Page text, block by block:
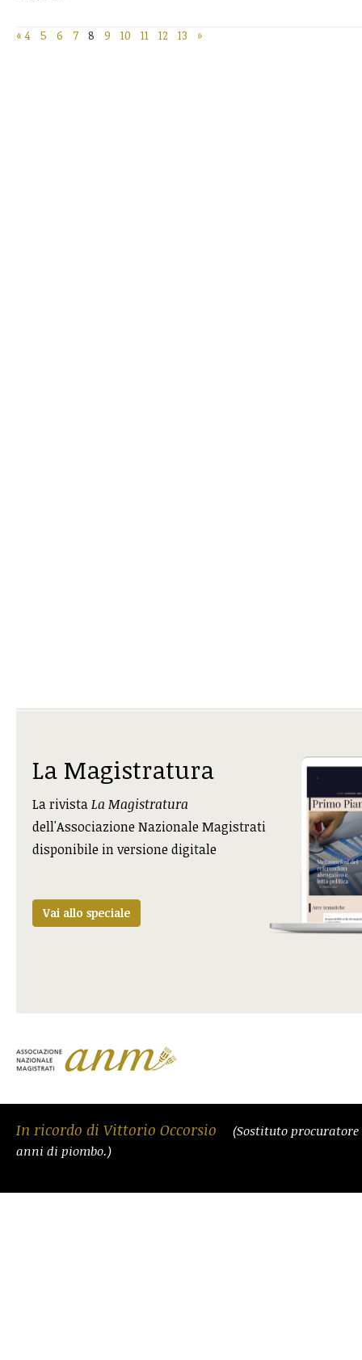
« 4 5 6 7 8 9 10 11 12 13 »
La Magistratura
La rivistaLa Magistratura
dell'Associazione Nazionale Magistrati
disponibile in versione digitale
Vai allo speciale
In ricordo di Vittorio Occorsio
(Sostituto
anni di piombo.)